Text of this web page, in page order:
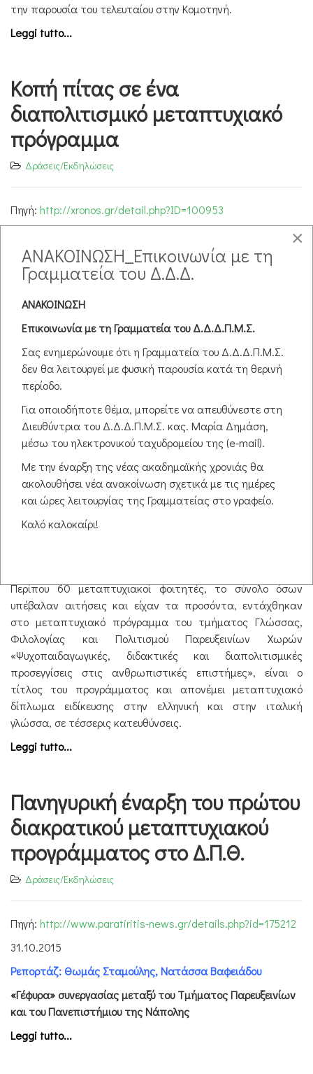
την παρουσία του τελευταίου στην Κομοτηνή.
Leggi tutto...
Κοπή πίτας σε ένα
διαπολιτισμικό μεταπτυχιακό
πρόγραμμα
Δράσεις/Εκδηλώσεις
Πηγή: http://xronos.gr/detail.php?ID=100953
ΡΕΠΟΡΤΑΖ Δήμος Μπακιρτζάκης
Είναι το μοναδικό διακρατικό μεταπτυχιακό πρόγραμμα
του ΔΠΘ, που συνδιοργανώνεται και λειτουργεί μαζί με το
Orsola Benincasa της Νάπολης. Οι μεταπτυχιακοί
φοιτητές μαζί με το εκπαιδευτικό προσωπικό έκοψαν την
πίτα τους το απόγευμα της Παρασκευής.
Leggi tutto...
Σπουδές αλά ιταλικά… στο
πανεπιστήμιο Θράκης
Δράσεις/Εκδηλώσεις
Περίπου 60 μεταπτυχιακοί φοιτητές, το σύνολο όσων
υπέβαλαν αιτήσεις και είχαν τα προσόντα, εντάχθηκαν
στο μεταπτυχιακό πρόγραμμα του τμήματος Γλώσσας,
Φιλολογίας και Πολιτισμού Παρευξεινίων Χωρών
«Ψυχοπαιδαγωγικές, διδακτικές και διαπολιτισμικές
προσεγγίσεις στις ανθρωπιστικές επιστήμες», είναι ο
τίτλος του προγράμματος και απονέμει μεταπτυχιακό
δίπλωμα ειδίκευσης στην ελληνική και στην ιταλική
γλώσσα, σε τέσσερις κατευθύνσεις.
Leggi tutto...
Πανηγυρική έναρξη του πρώτου
διακρατικού μεταπτυχιακού
προγράμματος στο Δ.Π.Θ.
Δράσεις/Εκδηλώσεις
Πηγή: http://www.paratiritis-news.gr/details.php?id=175212
31.10.2015
Ρεπορτάζ: Θωμάς Σταμούλης, Νατάσσα Βαφειάδου
«Γέφυρα» συνεργασίας μεταξύ του Τμήματος Παρευξεινίων
και του Πανεπιστήμιου της Νάπολης
Leggi tutto...
×
ΑΝΑΚΟΙΝΩΣΗ_Επικοινωνία με τη
Γραμματεία του Δ.Δ.Δ.
ΑΝΑΚΟΙΝΩΣΗ
Επικοινωνία με τη Γραμματεία του Δ.Δ.Δ.Π.Μ.Σ.
Σας ενημερώνουμε ότι η Γραμματεία του Δ.Δ.Δ.Π.Μ.Σ.
δεν θα λειτουργεί με φυσική παρουσία κατά τη θερινή
περίοδο.
Για οποιοδήποτε θέμα, μπορείτε να απευθύνεστε στη
Διευθύντρια του Δ.Δ.Δ.Π.Μ.Σ. κας. Μαρία Δημάση,
μέσω του ηλεκτρονικού ταχυδρομείου της (e-mail).
Με την έναρξη της νέας ακαδημαϊκής χρονιάς θα
ακολουθήσει νέα ανακοίνωση σχετικά με τις ημέρες
και ώρες λειτουργίας της Γραμματείας στο γραφείο.
Καλό καλοκαίρι!